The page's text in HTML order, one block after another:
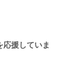
応援していま